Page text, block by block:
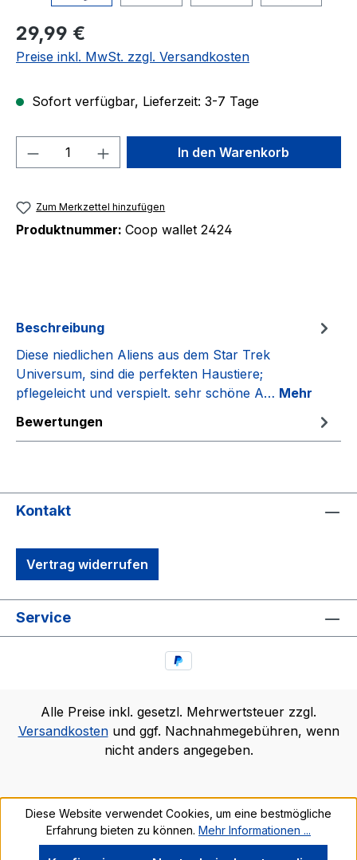
Regulärer Preis:
29,99 €
Preise inkl. MwSt. zzgl. Versandkosten
Sofort verfügbar, Lieferzeit: 3-7 Tage
Produkt Anzahl: Gib denIn den Warenkorb
Zum Merkzettel hinzufügen
Produktnummer: Coop wallet 2424
Beschreibung
Diese niedlichen Aliens aus dem Star Trek
Universum, sind die perfekten Haustiere;
pflegeleicht und verspielt. sehr schöne A… Mehr
Bewertungen
Kontakt
Vertrag widerrufen
Service
Alle Preise inkl. gesetzl. Mehrwertsteuer zzgl.
Versandkostenund ggf. Nachnahmegebühren, wenn
nicht anders angegeben.
Diese Website verwendet Cookies, um eine bestmögliche
Erfahrung bieten zu können. Mehr Informationen ...